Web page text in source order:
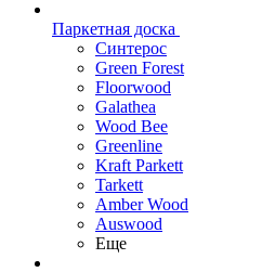
Паркетная доска
Синтерос
Green Forest
Floorwood
Galathea
Wood Bee
Greenline
Kraft Parkett
Tarkett
Amber Wood
Auswood
Еще